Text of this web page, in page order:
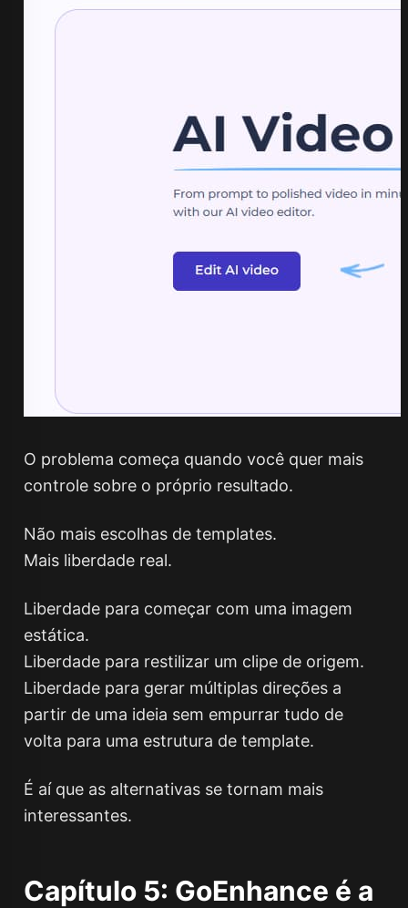
O problema começa quando você quer mais
controle sobre o próprio resultado.
Não mais escolhas de templates.
Mais liberdade real.
Liberdade para começar com uma imagem
estática.
Liberdade para restilizar um clipe de origem.
Liberdade para gerar múltiplas direções a
partir de uma ideia sem empurrar tudo de
volta para uma estrutura de template.
É aí que as alternativas se tornam mais
interessantes.
Capítulo 5: GoEnhance é a